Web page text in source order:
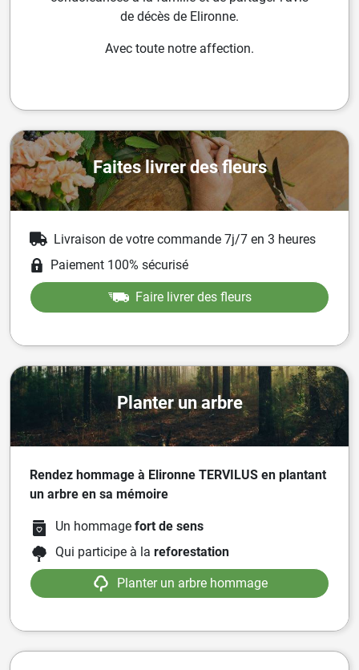
de décès de Elironne.
Avec toute notre affection.
Faites livrer des fleurs
Livraison de votre commande 7j/7 en 3 heures
Paiement 100% sécurisé
Faire livrer des fleurs
Planter un arbre
Rendez hommage à Elironne TERVILUS en plantant
un arbre en sa mémoire
Un hommage fort de sens
Qui participe à la reforestation
Planter un arbre hommage